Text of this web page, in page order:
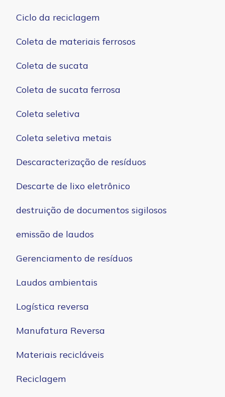
Ciclo da reciclagem
Coleta de materiais ferrosos
Coleta de sucata
Coleta de sucata ferrosa
Coleta seletiva
Coleta seletiva metais
Descaracterização de resíduos
Descarte de lixo eletrônico
destruição de documentos sigilosos
emissão de laudos
Gerenciamento de resíduos
Laudos ambientais
Logística reversa
Manufatura Reversa
Materiais recicláveis
Reciclagem